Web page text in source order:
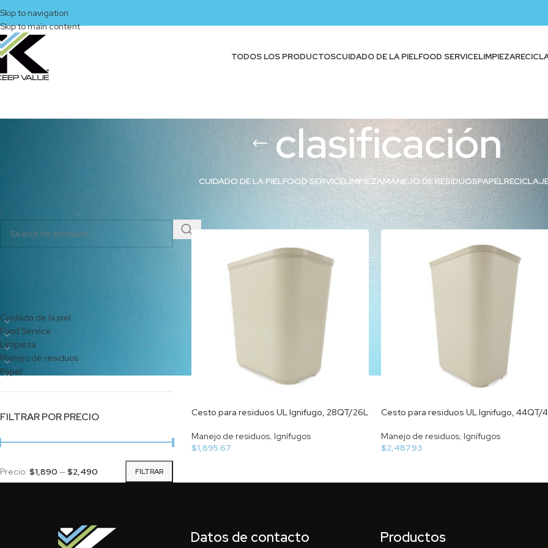
Skip to navigation
Skip to main content
TODOS LOS PRODUCTOSCUIDADO DE LA PIELFOOD SERVICELIMPIEZA
clasificación
CUIDADO DE LA PIELFOOD SERVICELIMPIEZAMANEJO DE RESIDUOSPAPEL
Cuidado de la piel
Food Service
Limpieza
Manejo de residuos
Papel
FILTRAR POR PRECIO
FILTRAR
Precio: $1,890 — $2,490
Productos etiquetados “clasificación” Show
Cesto para residuos UL Ignifugo, 28QT/26L
Manejo de residuos, Ignífugos
$1,895.67
Cesto para residuos UL Ignifugo, 44QT/
Manejo de residuos, Ignífugos
$2,487.93
Datos de contacto Productos